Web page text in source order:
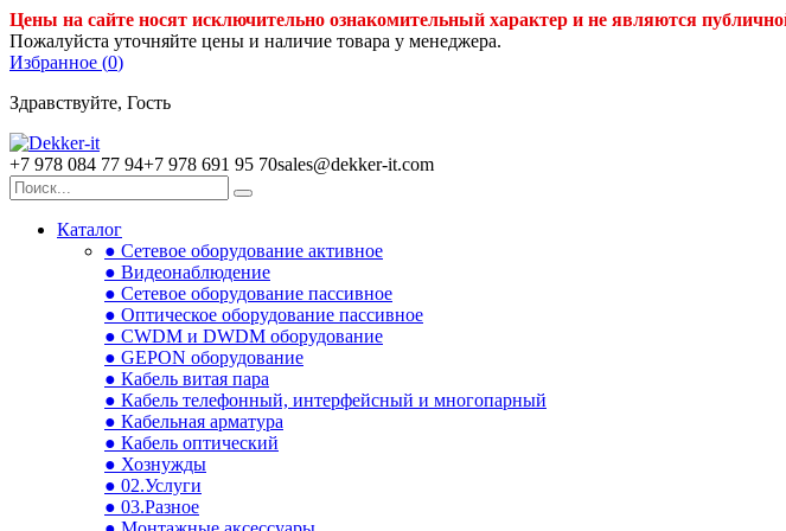
Цены на сайте носят исключительно ознакомительный характер и не являются
Пожалуйста уточняйте цены и наличие товара у менеджера.
Избранное (0)
Здравствуйте, Гость
+7 978 084 77 94+7 978 691 95 70sales@dekker-it.com
Каталог
● Сетевое оборудование активное
● Видеонаблюдение
● Сетевое оборудование пассивное
● Оптическое оборудование пассивное
● CWDM и DWDM оборудование
● GEPON оборудование
● Кабель витая пара
● Кабель телефонный, интерфейсный и многопарный
● Кабельная арматура
● Кабель оптический
● Хознужды
● 02.Услуги
● 03.Разное